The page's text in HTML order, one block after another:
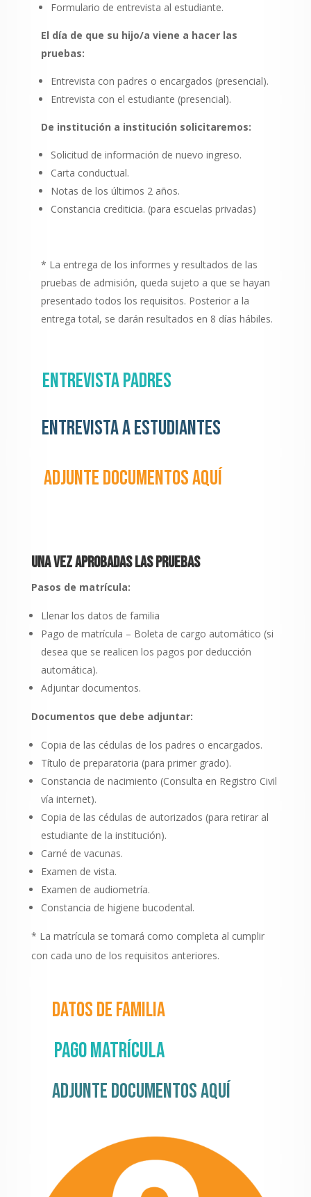
Formulario de entrevista al estudiante.
El día de que su hijo/a viene a hacer las
pruebas:
Entrevista con padres o encargados (presencial).
Entrevista con el estudiante (presencial).
De institución a institución solicitaremos:
Solicitud de información de nuevo ingreso.
Carta conductual.
Notas de los últimos 2 años.
Constancia crediticia. (para escuelas privadas)
* La entrega de los informes y resultados de las
pruebas de admisión, queda sujeto a que se hayan
presentado todos los requisitos. Posterior a la
entrega total, se darán resultados en 8 días hábiles.
Entrevista padres
Entrevista a estudiantes
Adjunte documentos aquí
Una vez aprobadas las pruebas
Pasos de matrícula:
Llenar los datos de familia
Pago de matrícula – Boleta de cargo automático (si
desea que se realicen los pagos por deducción
automática).
Adjuntar documentos.
Documentos que debe adjuntar:
Copia de las cédulas de los padres o encargados.
Título de preparatoria (para primer grado).
Constancia de nacimiento (Consulta en Registro Civil
vía internet).
Copia de las cédulas de autorizados (para retirar al
estudiante de la institución).
Carné de vacunas.
Examen de vista.
Examen de audiometría.
Constancia de higiene bucodental.
* La matrícula se tomará como completa al cumplir
con cada uno de los requisitos anteriores.
Datos de familia
Pago matrícula
Adjunte documentos aquí